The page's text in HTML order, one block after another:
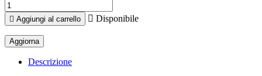
 Aggiungi al carrello  Disponibile
Descrizione